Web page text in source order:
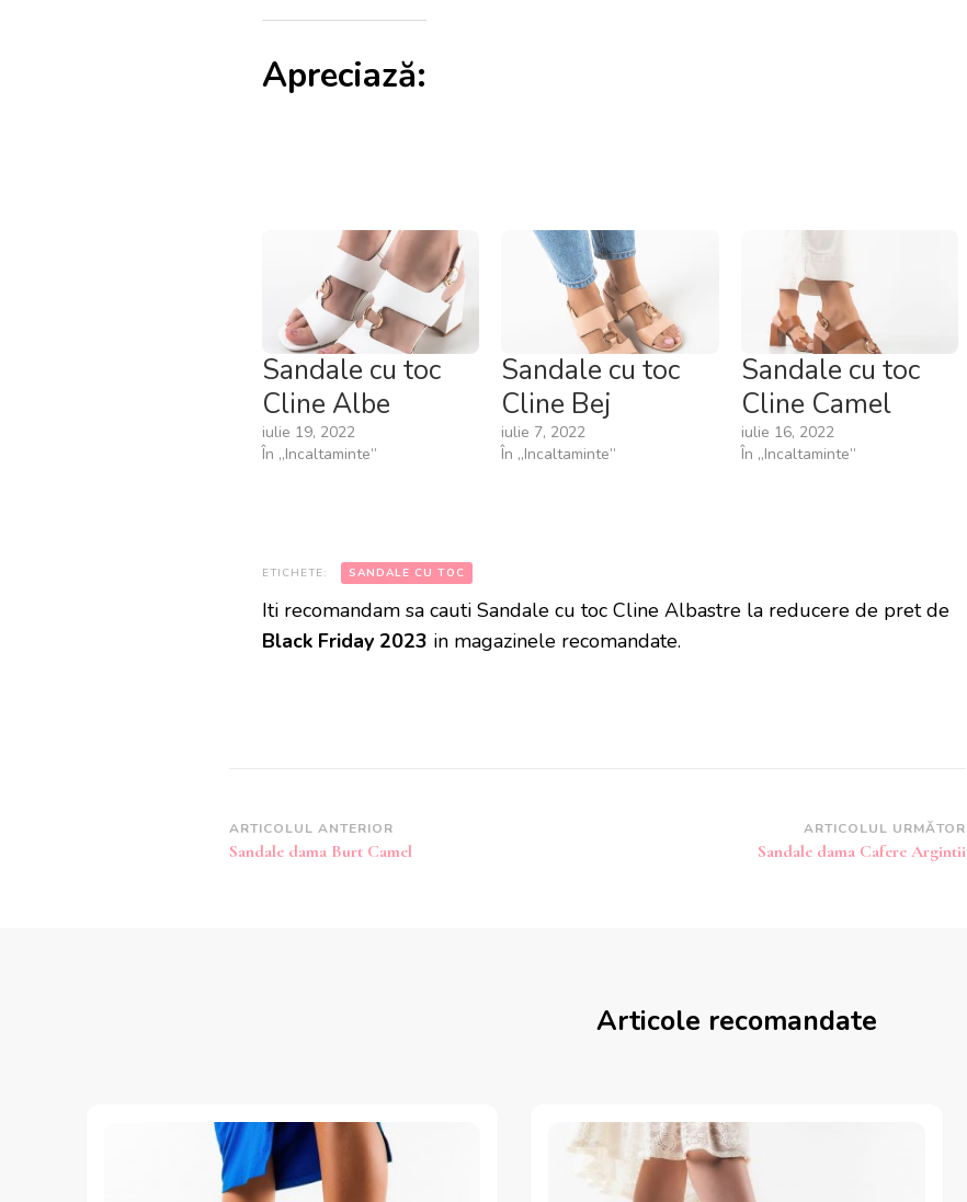
Apreciază:
Sandale cu toc
Cline Albe
iulie 19, 2022
În „Incaltaminte”
Sandale cu toc
Cline Bej
iulie 7, 2022
În „Incaltaminte”
Sandale cu toc
Cline Camel
iulie 16, 2022
În „Incaltaminte”
ETICHETE: SANDALE CU TOC
Iti recomandam sa cauti Sandale cu toc Cline Albastre la reducere de pret de
Black Friday 2023 in magazinele recomandate.
Navigare
în
ARTICOLUL ANTERIOR
Sandale dama Burt Camel
ARTICOLUL URMĂTOR
Sandale dama Cafere Argintii
Articole recomandate